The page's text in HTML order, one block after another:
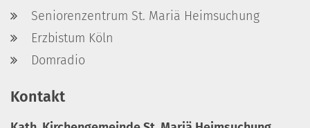
Seniorenzentrum St. Mariä Heimsuchung
Erzbistum Köln
Domradio
Kontakt